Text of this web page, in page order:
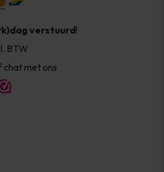
verstuurd!
BTW
met ons